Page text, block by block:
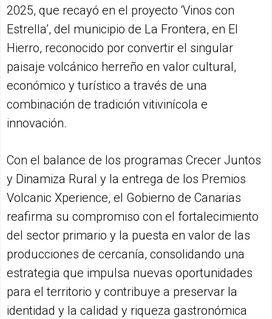
2025, que recayó en el proyecto ‘Vinos con
Estrella’, del municipio de La Frontera, en El
Hierro, reconocido por convertir el singular
paisaje volcánico herreño en valor cultural,
económico y turístico a través de una
combinación de tradición vitivinícola e
innovación.
Con el balance de los programas Crecer Juntos
y Dinamiza Rural y la entrega de los Premios
Volcanic Xperience, el Gobierno de Canarias
reafirma su compromiso con el fortalecimiento
del sector primario y la puesta en valor de las
producciones de cercanía, consolidando una
estrategia que impulsa nuevas oportunidades
para el territorio y contribuye a preservar la
identidad y la calidad y riqueza gastronómica